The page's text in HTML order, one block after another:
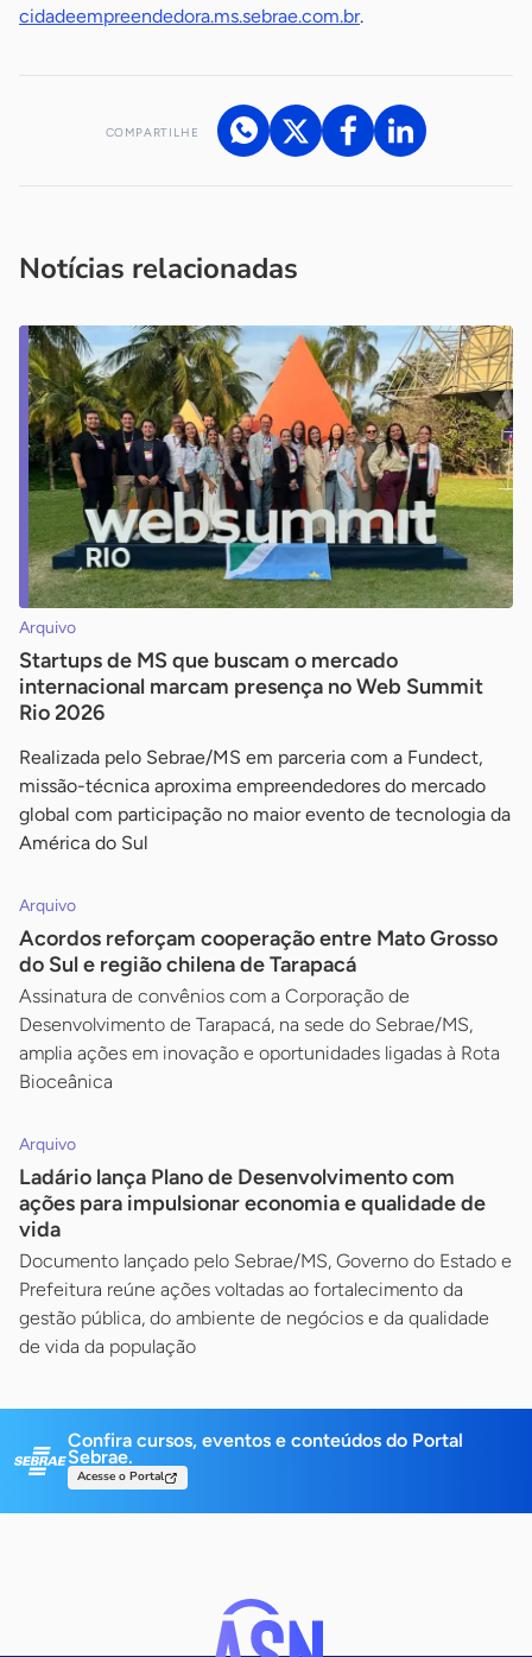
cidadeempreendedora.ms.sebrae.com.br.
COMPARTILHE
Notícias relacionadas
Arquivo
Startups de MS que buscam o mercado
internacional marcam presença no Web Summit
Rio 2026
Realizada pelo Sebrae/MS em parceria com a Fundect,
missão-técnica aproxima empreendedores do mercado
global com participação no maior evento de tecnologia da
América do Sul
Arquivo
Acordos reforçam cooperação entre Mato Grosso
do Sul e região chilena de Tarapacá
Assinatura de convênios com a Corporação de
Desenvolvimento de Tarapacá, na sede do Sebrae/MS,
amplia ações em inovação e oportunidades ligadas à Rota
Bioceânica
Arquivo
Ladário lança Plano de Desenvolvimento com
ações para impulsionar economia e qualidade de
vida
Documento lançado pelo Sebrae/MS, Governo do Estado e
Prefeitura reúne ações voltadas ao fortalecimento da
gestão pública, do ambiente de negócios e da qualidade
de vida da população
Confira cursos, eventos e conteúdos do Portal
Sebrae.
Acesse o Portal